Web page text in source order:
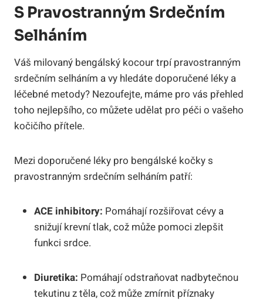
S Pravostranným Srdečním
Selháním
Váš milovaný bengálský kocour trpí pravostranným
srdečním selháním a vy hledáte doporučené léky a
léčebné metody? Nezoufejte, máme pro vás přehled
toho nejlepšího, co můžete udělat pro péči o vašeho
kočičího přítele.
Mezi doporučené léky pro bengálské kočky s
pravostranným srdečním selháním patří:
ACE inhibitory: Pomáhají rozšiřovat cévy a
snižují krevní tlak, což může pomoci zlepšit
funkci srdce.
Diuretika: Pomáhají odstraňovat nadbytečnou
tekutinu z těla, což může zmírnit příznaky